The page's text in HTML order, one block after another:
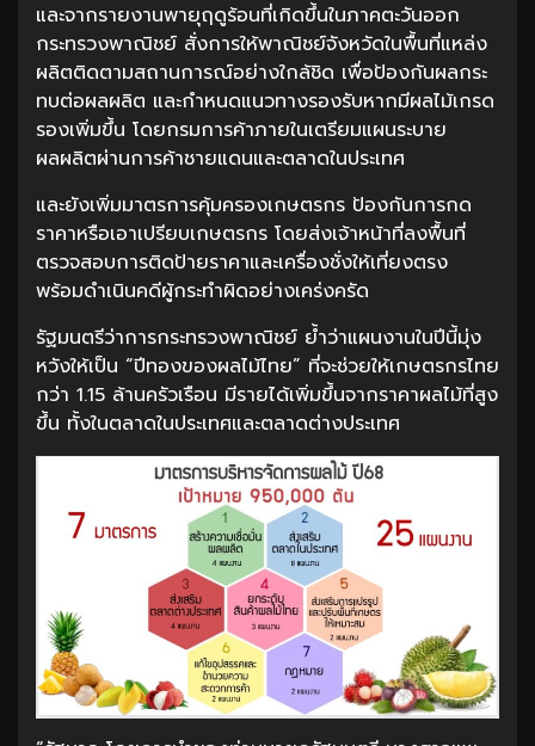
และจากรายงานพายุฤดูร้อนที่เกิดขึ้นในภาคตะวันออก
กระทรวงพาณิชย์ สั่งการให้พาณิชย์จังหวัดในพื้นที่แหล่ง
ผลิตติดตามสถานการณ์อย่างใกล้ชิด เพื่อป้องกันผลกระ
ทบต่อผลผลิต และกำหนดแนวทางรองรับหากมีผลไม้เกรด
รองเพิ่มขึ้น โดยกรมการค้าภายในเตรียมแผนระบาย
ผลผลิตผ่านการค้าชายแดนและตลาดในประเทศ
และยังเพิ่มมาตรการคุ้มครองเกษตรกร ป้องกันการกด
ราคาหรือเอาเปรียบเกษตรกร โดยส่งเจ้าหน้าที่ลงพื้นที่
ตรวจสอบการติดป้ายราคาและเครื่องชั่งให้เที่ยงตรง
พร้อมดำเนินคดีผู้กระทำผิดอย่างเคร่งครัด
รัฐมนตรีว่าการกระทรวงพาณิชย์ ย้ำว่าแผนงานในปีนี้มุ่ง
หวังให้เป็น “ปีทองของผลไม้ไทย” ที่จะช่วยให้เกษตรกรไทย
กว่า 1.15 ล้านครัวเรือน มีรายได้เพิ่มขึ้นจากราคาผลไม้ที่สูง
ขึ้น ทั้งในตลาดในประเทศและตลาดต่างประเทศ